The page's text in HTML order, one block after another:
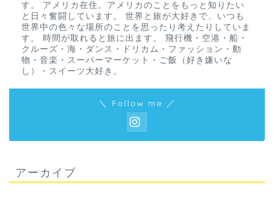
す。 アメリカ在住。アメリカのことをもっと知りたい
と日々奮闘しています。 世界と旅が大好きで、いつも
世界中の色々な場所のことを思ったり考えたりしていま
す。 時間が取れると旅に出ます。 飛行機・空港・船・
クルーズ・海・ダンス・ドリカム・ファッション・動
物・音楽・スーパーマーケット・ご飯（好き嫌いな
し）・スイーツ大好き。
＼ Follow me ／
アーカイブ